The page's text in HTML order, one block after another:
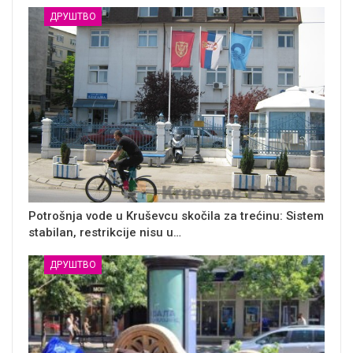
ДРУШТВО
Potrošnja vode u Kruševcu skočila za trećinu: Sistem
stabilan, restrikcije nisu u…
ДРУШТВО